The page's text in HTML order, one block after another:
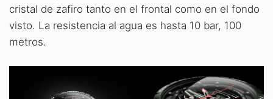
cristal de zafiro tanto en el frontal como en el fondo
visto. La resistencia al agua es hasta 10 bar, 100
metros.